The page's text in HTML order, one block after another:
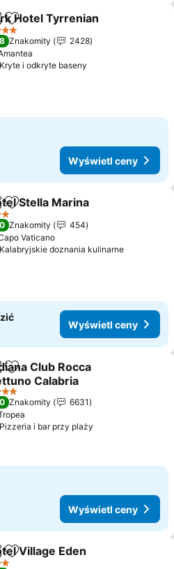
Dodaj do ulubionych
Hotel Tyrrenian
Znakomity
2428
Kryte i odkryte baseny
Wyświetl ceny
Dodaj do ulubionych
Stella Marina
Znakomity
454
Vaticano
Kalabryjskie doznania kulinarne
Wyświetl ceny
Dodaj do ulubionych
Club Rocca
Calabria
Znakomity
6631
Pizzeria i bar przy plaży
Wyświetl ceny
Dodaj do ulubionych
Village Eden